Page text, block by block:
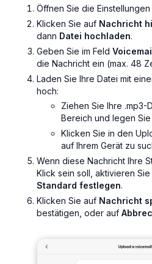
Öffnen Sie die
Klicken Sie auf Nachricht
dann Datei hochladen.
Geben Sie im Feld
die Nachricht ein (max. 48
Laden Sie Ihre Datei mit
hoch:
Ziehen Sie Ihre .mp3-
Bereich und legen
Klicken Sie in den
auf Ihrem Gerät zu
Wenn diese Nachricht Ihre
Klick sein soll, aktivieren
Standard festlegen.
Klicken Sie auf Nachricht
bestätigen, oder auf